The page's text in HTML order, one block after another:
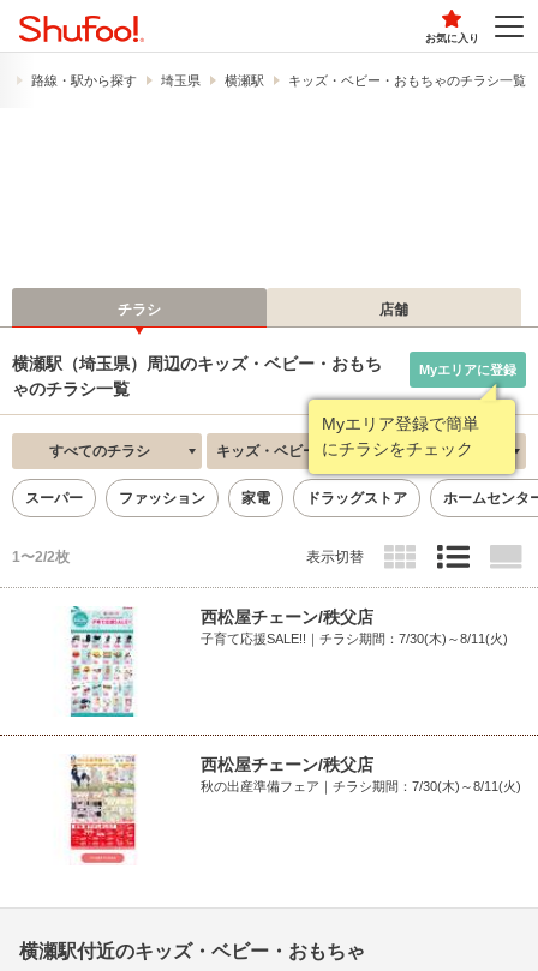
お気に入り
路線・駅から探す 埼玉県 横瀬駅 キッズ・ベビー・おもちゃのチラシ一覧
チラシ 店舗
横瀬駅（埼玉県）周辺のキッズ・ベビー・おもち
ゃのチラシ一覧
Myエリア登録で簡単
にチラシをチェック
Myエリアに登録
すべてのチラシ キッズ・ベビー・おもちゃ 新着順
スーパー ファッション 家電 ドラッグストア ホームセンタ
1〜2/2枚 表示切替
西松屋チェーン/秩父店
子育て応援SALE!!｜チラシ期間：7/30(木)～8/11(火)
西松屋チェーン/秩父店
秋の出産準備フェア｜チラシ期間：7/30(木)～8/11(火)
横瀬駅付近のキッズ・ベビー・おもちゃ